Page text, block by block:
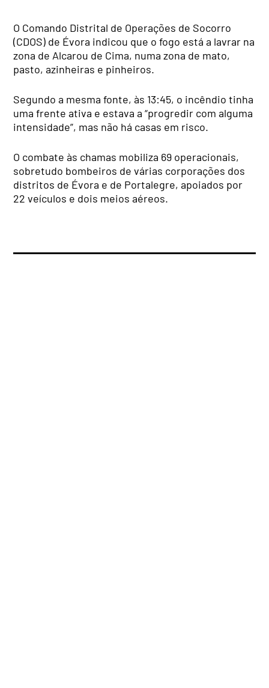
O Comando Distrital de Operações de Socorro
(CDOS) de Évora indicou que o fogo está a lavrar na
zona de Alcarou de Cima, numa zona de mato,
pasto, azinheiras e pinheiros.
Segundo a mesma fonte, às 13:45, o incêndio tinha
uma frente ativa e estava a “progredir com alguma
intensidade”, mas não há casas em risco.
O combate às chamas mobiliza 69 operacionais,
sobretudo bombeiros de várias corporações dos
distritos de Évora e de Portalegre, apoiados por
22 veículos e dois meios aéreos.